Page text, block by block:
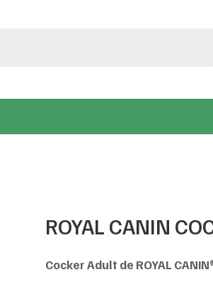
ROYAL CANIN
Cocker Adult de ROYAL